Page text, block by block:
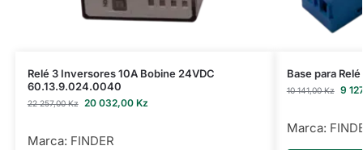
Relé 3 Inversores 10A Bobine 24VDC
60.13.9.024.0040
22 257,00Kz 20 032,00 Kz
Marca: FINDER
Base para
10 141,00Kz 9
Marca: